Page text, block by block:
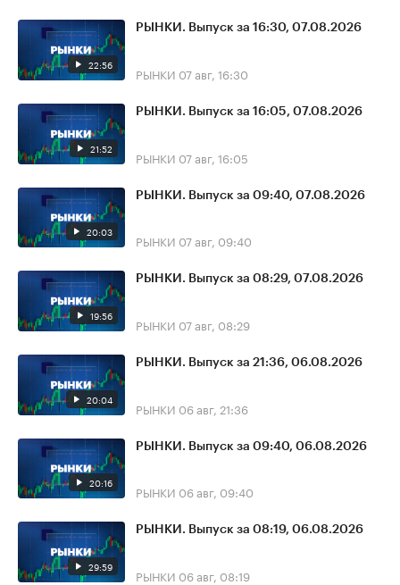
22:56
РЫНКИ. Выпуск за 16:30, 07.08.2026
РЫНКИ 07 авг, 16:30
21:52
РЫНКИ. Выпуск за 16:05, 07.08.2026
РЫНКИ 07 авг, 16:05
20:03
РЫНКИ. Выпуск за 09:40, 07.08.2026
РЫНКИ 07 авг, 09:40
19:56
РЫНКИ. Выпуск за 08:29, 07.08.2026
РЫНКИ 07 авг, 08:29
20:04
РЫНКИ. Выпуск за 21:36, 06.08.2026
РЫНКИ 06 авг, 21:36
20:16
РЫНКИ. Выпуск за 09:40, 06.08.2026
РЫНКИ 06 авг, 09:40
29:59
РЫНКИ. Выпуск за 08:19, 06.08.2026
РЫНКИ 06 авг, 08:19